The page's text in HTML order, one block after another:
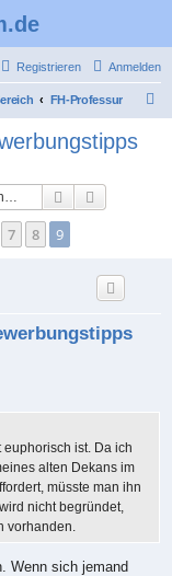
Anmelden
Registrieren
FH-Professur
Suche
7 8 9
ist. Da ich
alten Dekans im
müsste man ihn
nicht begründet,
vorhanden.
Wenn sich jemand